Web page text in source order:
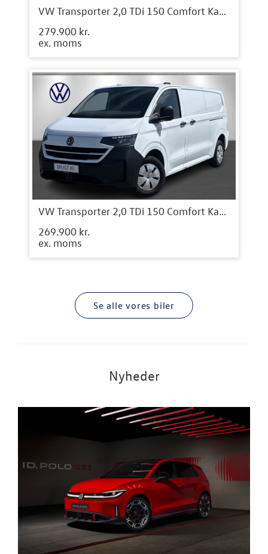
VW Transporter 2,0 TDi 150 Comfort Kassevogn aut. LWB
279.900 kr.
ex. moms
VW Transporter 2,0 TDi 150 Comfort Kassevogn aut. LWB
269.900 kr.
ex. moms
Se alle vores biler
Nyheder